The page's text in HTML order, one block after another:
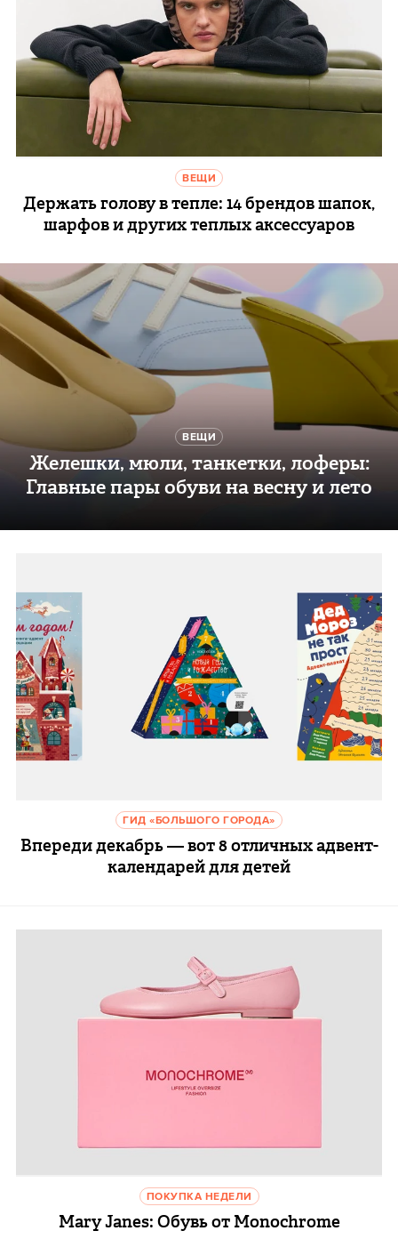
ВЕЩИ
Держать голову в тепле: 14 брендов шапок,
шарфов и других теплых аксессуаров
ВЕЩИ
Желешки, мюли, танкетки, лоферы:
Главные пары обуви на весну и лето
ГИД «БОЛЬШОГО ГОРОДА»
Впереди декабрь — вот 8 отличных адвент-
календарей для детей
ПОКУПКА НЕДЕЛИ
Mary Janes: Обувь от Monochrome